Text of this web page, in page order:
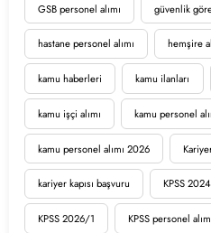
GSB personel alımı güvenlik
hastane personel alımı hemşire
kamu haberleri kamu ilanları
kamu işçi alımı kamu personel
kamu personel alımı 2026
kariyer kapısı başvuru KPSS 2024
KPSS 2026/1 KPSS personel